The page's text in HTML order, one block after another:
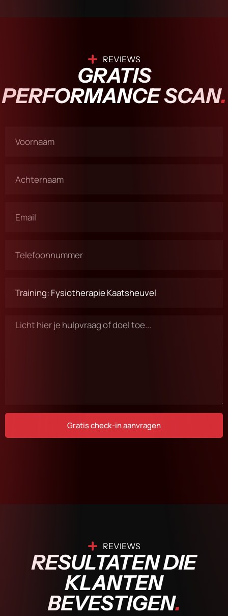
REVIEWS
GRATIS
PERFORMANCE SCAN.
Gratis check-in aanvragen
REVIEWS
RESULTATEN DIE
KLANTEN
BEVESTIGEN.